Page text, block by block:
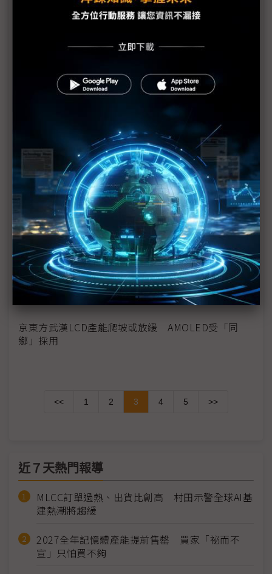
華為：武漢肺炎疫情未影響5G供應
遠距教學、線上自學 疫掀宅學習商機
疫情擾亂手機大廠生產 唯三星有越南廠當靠山
陸續量產 惟受疫情影響 1H20陸企製手機所需5G
AP出貨比重下調為9.5%
DIGITIMES Research專欄：武漢肺炎疫情打亂大陸
5G發展步調 然估對電信商營收影響不大 2020年
資本支出仍維持小幅增長
疫情拖累中國稀土生產 BEV、手機供應鏈小心了
復工率不理想 中國境外車鏈2月底拉警報
DIGITIMES Research專欄：國際主要車廠大陸產銷
比重達3成 日韓對大陸汽車零部件依存度高 武漢
疫情浮現供應鏈危機
京東方武漢LCD產能爬坡或放緩 AMOLED受「同
鄉」採用
<< 1 2 3 4 5 >>
近７天熱門報導
MLCC訂單過熱、出貨比創高 村田示警全球AI基
建熱潮將趨緩
2027全年記憶體產能提前售罄 買家「祕而不
宣」只怕買不夠